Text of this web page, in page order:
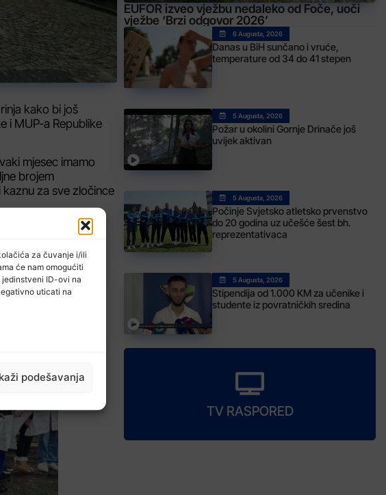
za čuvanje i/ili
će nam omogućiti
jedinstveni ID-ovi na
uticati na
podešavanja
kako bi još
i MUP-a Republike
mjesec imamo
brojem
kaznu za sve zločince
EUFOR izveo vježbu nedaleko od Foče, uoči
vježbe ‘Brzi odgovor 2026’
6 Augusta, 2026
Danas u BiH sunčano i vruće,
temperature od 34 do 41 stepen
5 Augusta, 2026
Požar u okolini Gornje Drinače još
uvijek aktivan
5 Augusta, 2026
Počinje Svjetsko atletsko prvenstvo
do 20 godina uz učešće šest bh.
reprezentativaca
5 Augusta, 2026
Stipendija od 1.000 KM za učenike i
studente iz povratničkih sredina
TV RASPORED